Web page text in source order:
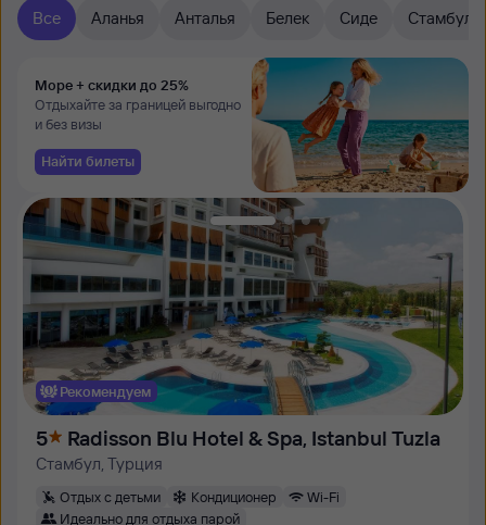
Все Аланья Анталья Белек Сиде Стамбул
Море + скидки до 25%
Отдыхайте за границей выгодно
и без визы
Найти билеты
Рекомендуем
5 Radisson Blu Hotel & Spa, Istanbul Tuzla
Стамбул, Турция
Отдых с детьми Кондиционер
Wi-Fi
Идеально для отдыха парой